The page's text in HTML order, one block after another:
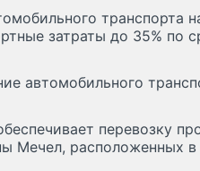
транспорта
затраты до 35%
автомобильного
перевозку
Мечел, расположенных